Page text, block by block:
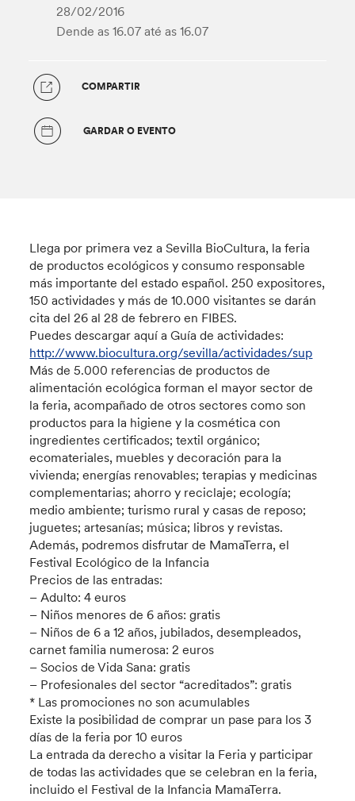
28/02/2016
Dende as 16.07 até as 16.07
COMPARTIR
GARDAR O EVENTO
Llega por primera vez a Sevilla BioCultura, la feria
de productos ecológicos y consumo responsable
más importante del estado español. 250 expositores,
150 actividades y más de 10.000 visitantes se darán
cita del 26 al 28 de febrero en FIBES.
Puedes descargar aquí a Guía de actividades:
http://www.biocultura.org/sevilla/actividades/sup
Más de 5.000 referencias de productos de
alimentación ecológica forman el mayor sector de
la feria, acompañado de otros sectores como son
productos para la higiene y la cosmética con
ingredientes certificados; textil orgánico;
ecomateriales, muebles y decoración para la
vivienda; energías renovables; terapias y medicinas
complementarias; ahorro y reciclaje; ecología;
medio ambiente; turismo rural y casas de reposo;
juguetes; artesanías; música; libros y revistas.
Además, podremos disfrutar de MamaTerra, el
Festival Ecológico de la Infancia
Precios de las entradas:
– Adulto: 4 euros
– Niños menores de 6 años: gratis
– Niños de 6 a 12 años, jubilados, desempleados,
carnet familia numerosa: 2 euros
– Socios de Vida Sana: gratis
– Profesionales del sector “acreditados”: gratis
* Las promociones no son acumulables
Existe la posibilidad de comprar un pase para los 3
días de la feria por 10 euros
La entrada da derecho a visitar la Feria y participar
de todas las actividades que se celebran en la feria,
incluido el Festival de la Infancia MamaTerra.